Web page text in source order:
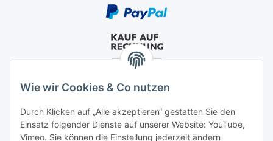
Wie wir Cookies & Co nutzen
Durch Klicken auf „Alle akzeptieren“ gestatten Sie den
Einsatz folgender Dienste auf unserer Website: YouTube,
Vimeo. Sie können die Einstellung jederzeit ändern